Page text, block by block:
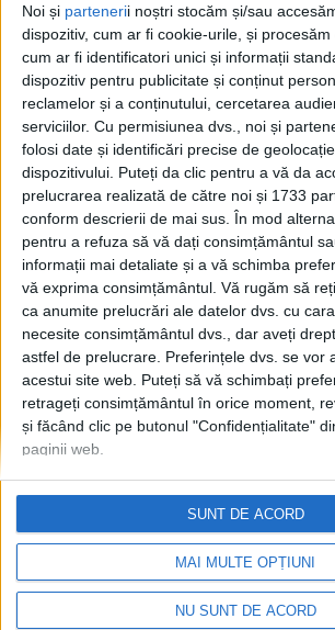
Noi și partenerii noștri stocăm și/sau
dispozitiv, cum ar fi cookie-urile, și procesăm
cum ar fi identificatori unici și informații
dispozitiv pentru publicitate și conținut
reclamelor și a conținutului, cercetarea
serviciilor. Cu permisiunea dvs., noi și
folosi date și identificări precise de
dispozitivului. Puteți da clic pentru a vă da
prelucrarea realizată de către noi și 1733
conform descrierii de mai sus. În mod
pentru a refuza să vă dați consimțământul
informații mai detaliate și a vă schimba
vă exprima consimțământul. Vă rugăm să
ca anumite prelucrări ale datelor dvs. cu
necesite consimțământul dvs., dar aveți
astfel de prelucrare. Preferințele dvs. se vor
acestui site web. Puteți să vă schimbați
retrageți consimțământul în orice moment,
și făcând clic pe butonul "Confidențialitate"
paginii web.
MAI MULTE OPȚIUNI
NU SUNT DE ACORD
SUNT DE ACORD
26 MARTIE, 2025
ADMINISTRAȚIE
Primarii
îndemnați să
fonduri prin
împăduriri.
împărți pe
”primul
servit”
13 DECEMBRIE,
ACTUALITATE
AUR
de frasin
ADMINISTRAȚIE
CJ, plan
de